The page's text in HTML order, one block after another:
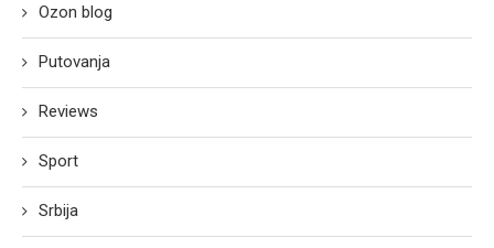
Ozon blog
Putovanja
Reviews
Sport
Srbija